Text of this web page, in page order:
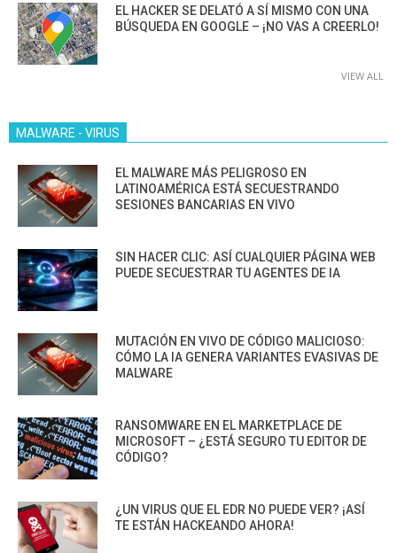
EL HACKER SE DELATÓ A SÍ MISMO CON UNA
BÚSQUEDA EN GOOGLE – ¡NO VAS A CREERLO!
VIEW ALL
MALWARE - VIRUS
EL MALWARE MÁS PELIGROSO EN
LATINOAMÉRICA ESTÁ SECUESTRANDO
SESIONES BANCARIAS EN VIVO
SIN HACER CLIC: ASÍ CUALQUIER PÁGINA WEB
PUEDE SECUESTRAR TU AGENTES DE IA
MUTACIÓN EN VIVO DE CÓDIGO MALICIOSO:
CÓMO LA IA GENERA VARIANTES EVASIVAS DE
MALWARE
RANSOMWARE EN EL MARKETPLACE DE
MICROSOFT – ¿ESTÁ SEGURO TU EDITOR DE
CÓDIGO?
¿UN VIRUS QUE EL EDR NO PUEDE VER? ¡ASÍ
TE ESTÁN HACKEANDO AHORA!